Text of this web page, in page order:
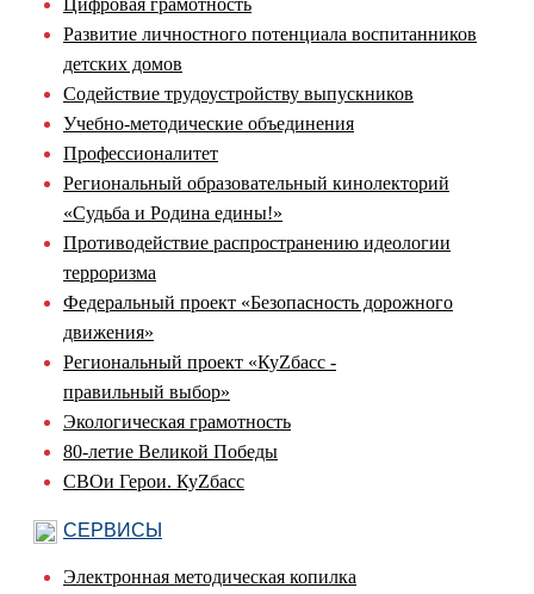
Развитие личностного потенциала воспитанников
детских домов
Содействие трудоустройству выпускников
Учебно-методические объединения
Профессионалитет
Региональный образовательный кинолекторий
«Судьба и Родина едины!»
Противодействие распространению идеологии
терроризма
Федеральный проект «Безопасность дорожного
движения»
Региональный проект «КуZбасс -
правильный выбор»
Экологическая грамотность
80-летие Великой Победы
СВОи Герои. КуZбасс
СЕРВИСЫ
Электронная методическая копилка